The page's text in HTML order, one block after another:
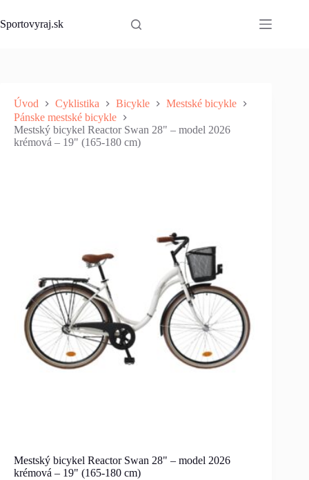
to
content
Sportovyraj.sk
Úvod Cyklistika Bicykle
Mestské bicykle
Pánske mestské bicykle
Mestský bicykel Reactor Swan 28" – model 2026
krémová – 19" (165-180 cm)
Mestský bicykel Reactor Swan 28" – model 2026
krémová – 19" (165-180 cm)